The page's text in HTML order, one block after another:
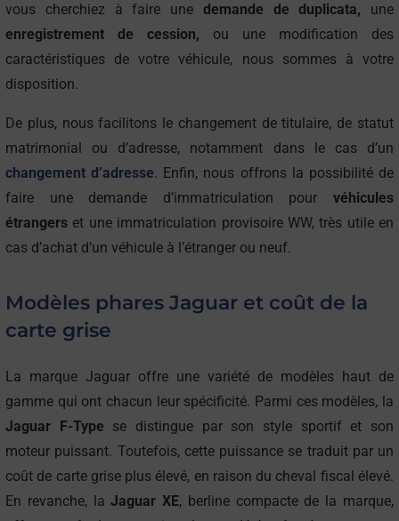
vous cherchiez à faire une demande de duplicata, une
enregistrement de cession, ou une modification des
caractéristiques de votre véhicule, nous sommes à votre
disposition.
De plus, nous facilitons le changement de titulaire, de statut
matrimonial ou d’adresse, notamment dans le cas d’un
changement d’adresse. Enfin, nous offrons la possibilité de
faire une demande d’immatriculation pour véhicules
étrangers et une immatriculation provisoire WW, très utile en
cas d’achat d’un véhicule à l’étranger ou neuf.
Modèles phares Jaguar et coût de la
carte grise
La marque Jaguar offre une variété de modèles haut de
gamme qui ont chacun leur spécificité. Parmi ces modèles, la
Jaguar F-Type se distingue par son style sportif et son
moteur puissant. Toutefois, cette puissance se traduit par un
coût de carte grise plus élevé, en raison du cheval fiscal élevé.
En revanche, laJaguar XE, berline compacte de la marque,